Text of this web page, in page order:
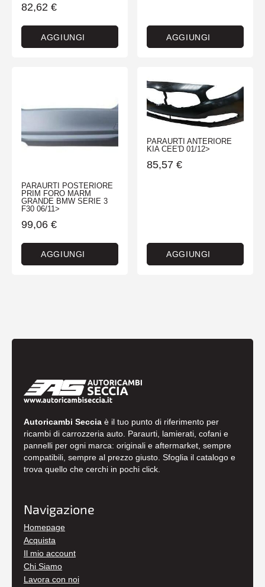
82,62 €
AGGIUNGI AGGIUNGI
PARAURTI POSTERIORE
PRIM FORO MARM
GRANDE BMW SERIE 3
F30 06/11>
99,06 €
AGGIUNGI
PARAURTI ANTERIORE
KIA CEE'D 01/12>
85,57 €
AGGIUNGI
Autoricambi Seccia è il tuo punto di riferimento per
ricambi di carrozzeria auto. Paraurti, lamierati, cofani e
pannelli per ogni marca: originali e aftermarket, sempre
compatibili, sempre al prezzo giusto. Sfoglia il catalogo e
trova quello che cerchi in pochi click.
Navigazione
Homepage
Acquista
Il mio account
Chi Siamo
Lavora con noi